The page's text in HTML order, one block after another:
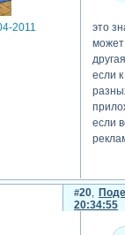
2011
это
если
если
20
20:34:55